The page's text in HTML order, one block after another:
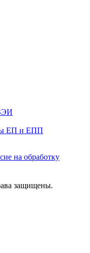
ЕП и ЕПП
на обработку
защищены.